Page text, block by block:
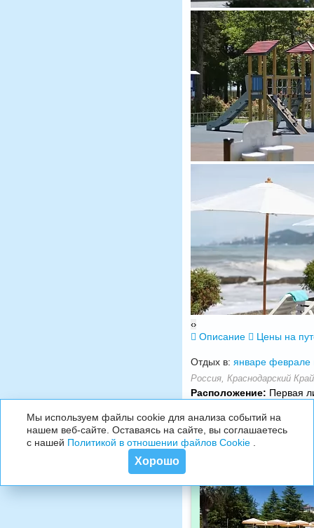
‹›
Описание Цены на
Отдых в: январе феврале
Россия, Краснодарский
Расположение: Первая
Мы используем файлы cookie для анализа событий на
нашем веб-сайте. Оставаясь на сайте, вы соглашаетесь
с нашей Политикой в отношении файлов Cookie.
Хорошо